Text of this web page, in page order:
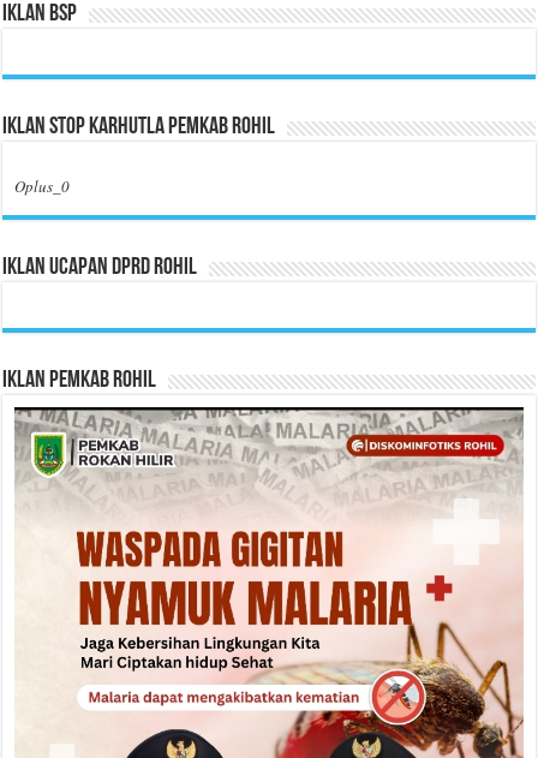
Iklan BSP
Iklan Stop Karhutla Pemkab Rohil
Oplus_0
Iklan Ucapan DPRD Rohil
Iklan Pemkab Rohil